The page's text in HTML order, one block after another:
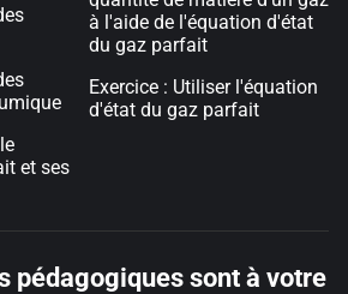
et ses
à l'aide de l'équation d'état
du gaz parfait
Exercice : Utiliser l'équation
d'état du gaz parfait
pédagogiques sont à votre